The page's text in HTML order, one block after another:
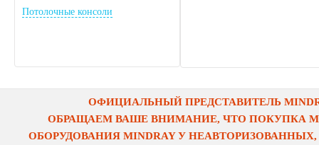
Потолочные консоли
ОФИЦИАЛЬНЫЙ ПРЕДСТАВИТЕЛЬ
ОБРАЩАЕМ ВАШЕ ВНИМАНИЕ, ЧТО ПОКУПКА
ОБОРУДОВАНИЯ MINDRAY У